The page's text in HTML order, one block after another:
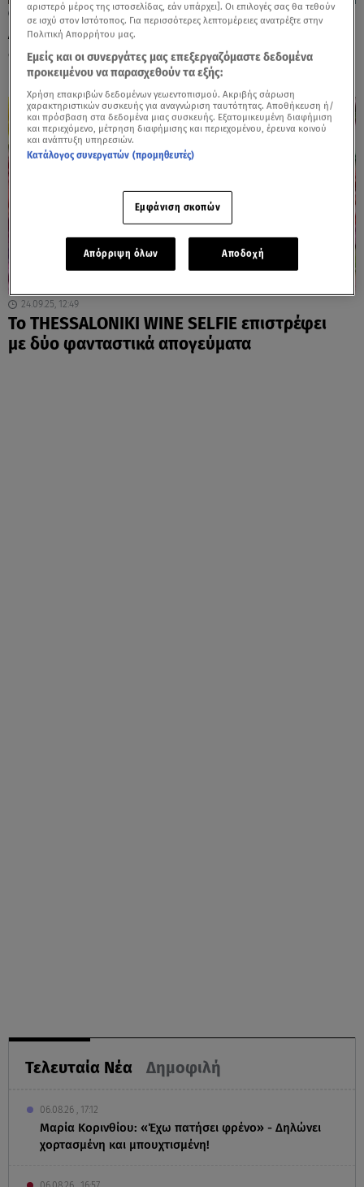
13.10.25, 15:34
Athens Wine & Art Festival: επιστρέφει με
δρώμενα για μικρούς και μεγάλους
24.09.25, 12:49
Το THESSALONIKI WINE SELFIE επιστρέφει
με δύο φανταστικά απογεύματα
Τελευταία Νέα Δημοφιλή
06.08.26 , 17:12
Μαρία Κορινθίου: «Έχω πατήσει φρένο» - Δηλώνει
χορτασμένη και μπουχτισμένη!
αριστερό μέρος της ιστοσελίδας, εάν υπάρχει]. Οι επιλογές σας θα τεθούν
σε ισχύ στον Ιστότοπος. Για περισσότερες λεπτομέρειες ανατρέξτε στην
Πολιτική Απορρήτου μας.
Εμείς και οι συνεργάτες μας επεξεργαζόμαστε δεδομένα
προκειμένου να παρασχεθούν τα εξής:
Χρήση επακριβών δεδομένων γεωεντοπισμού. Ακριβής σάρωση
χαρακτηριστικών συσκευής για αναγνώριση ταυτότητας. Αποθήκευση ή/
και πρόσβαση στα δεδομένα μιας συσκευής. Εξατομικευμένη διαφήμιση
και περιεχόμενο, μέτρηση διαφήμισης και περιεχομένου, έρευνα κοινού
και ανάπτυξη υπηρεσιών.
Κατάλογος συνεργατών (προμηθευτές)
Εμφάνιση σκοπών
Απόρριψη όλων Αποδοχή